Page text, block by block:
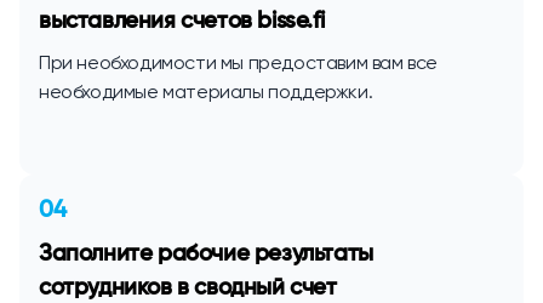
выставления счетов bisse.fi
При необходимости мы предоставим вам все
необходимые материалы поддержки.
04
Заполните рабочие результаты
сотрудников в сводный счет